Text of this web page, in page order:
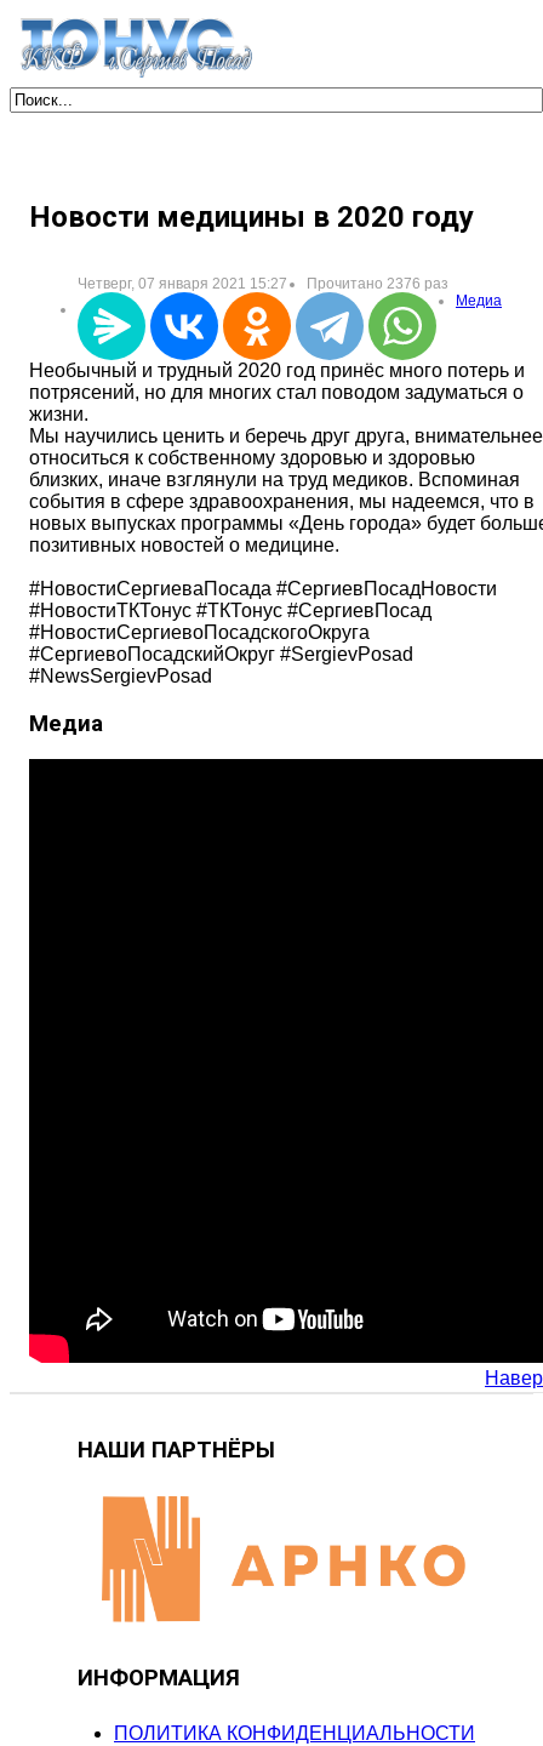
Новости медицины в 2020 году
Четверг, 07 января 2021 15:27
Прочитано 2376 раз
Медиа
Необычный и трудный 2020 год принёс много потерь и
потрясений, но для многих стал поводом задуматься о
жизни.
Мы научились ценить и беречь друг друга, внимательнее
относиться к собственному здоровью и здоровью
близких, иначе взглянули на труд медиков. Вспоминая
события в сфере здравоохранения, мы надеемся, что в
новых выпусках программы «День города» будет
позитивных новостей о медицине.
#НовостиСергиеваПосада #СергиевПосадНовости
#НовостиТКТонус #ТКТонус #СергиевПосад
#НовостиСергиевоПосадскогоОкруга
#СергиевоПосадскийОкруг #SergievPosad
#NewsSergievPosad
Медиа
НАШИ ПАРТНЁРЫ
ИНФОРМАЦИЯ
ПОЛИТИКА КОНФИДЕНЦИАЛЬНОСТИ